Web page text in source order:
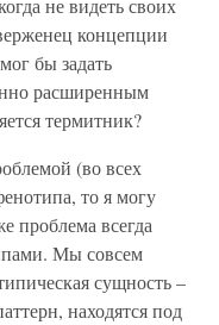
не видеть своих
концепции
бы задать
расширенным
термитник?
(во всех
то я могу
проблема всегда
Мы совсем
сущность –
находятся под